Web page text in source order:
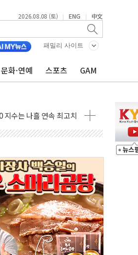
2026.08.08 (토) | ENG | 中文
패밀리 사이트
문화·연예 스포츠 GAM
력 강화